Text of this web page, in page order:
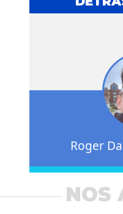
Roger
NOS